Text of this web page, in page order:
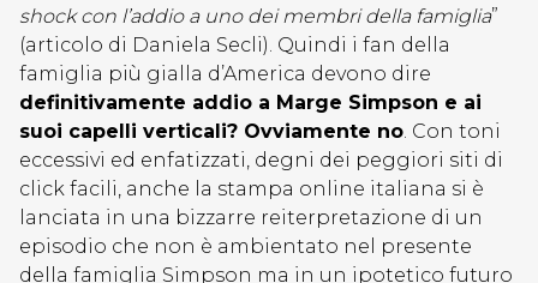
shock con l’addio a uno dei membri della famiglia”
(articolo di Daniela Secli). Quindi i fan della
famiglia più gialla d’America devono dire
definitivamente addio a Marge Simpson e ai
suoi capelli verticali? Ovviamente no. Con toni
eccessivi ed enfatizzati, degni dei peggiori siti di
click facili, anche la stampa online italiana si è
lanciata in una bizzarre reiterpretazione di un
episodio che non è ambientato nel presente
della famiglia Simpson ma in un ipotetico futuro